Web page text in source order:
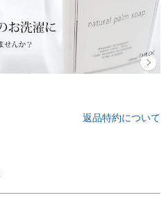
返品特約について